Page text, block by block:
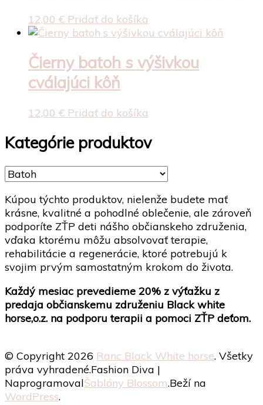
12,00 € Pridať do košíka
Čierny batoh s výšivkou
cválajúci kôň
12,00 € Pridať do košíka
Kategórie produktov
Kúpou týchto produktov, nielenže budete mať
krásne, kvalitné a pohodlné oblečenie, ale zároveň
podporíte ZŤP deti nášho občianskeho združenia,
vďaka ktorému môžu absolvovať terapie,
rehabilitácie a regenerácie, ktoré potrebujú k
svojim prvým samostatným krokom do života.
Každý mesiac prevedieme 20% z výťažku z
predaja občianskemu združeniu Black white
horse,o.z. na podporu terapii a pomoci ZŤP deťom.
© Copyright 2026 Ranc Black White horse. Všetky
práva vyhradené.Fashion Diva |
NaprogramovalŠablóny Blossom.Beží na
WordPress.